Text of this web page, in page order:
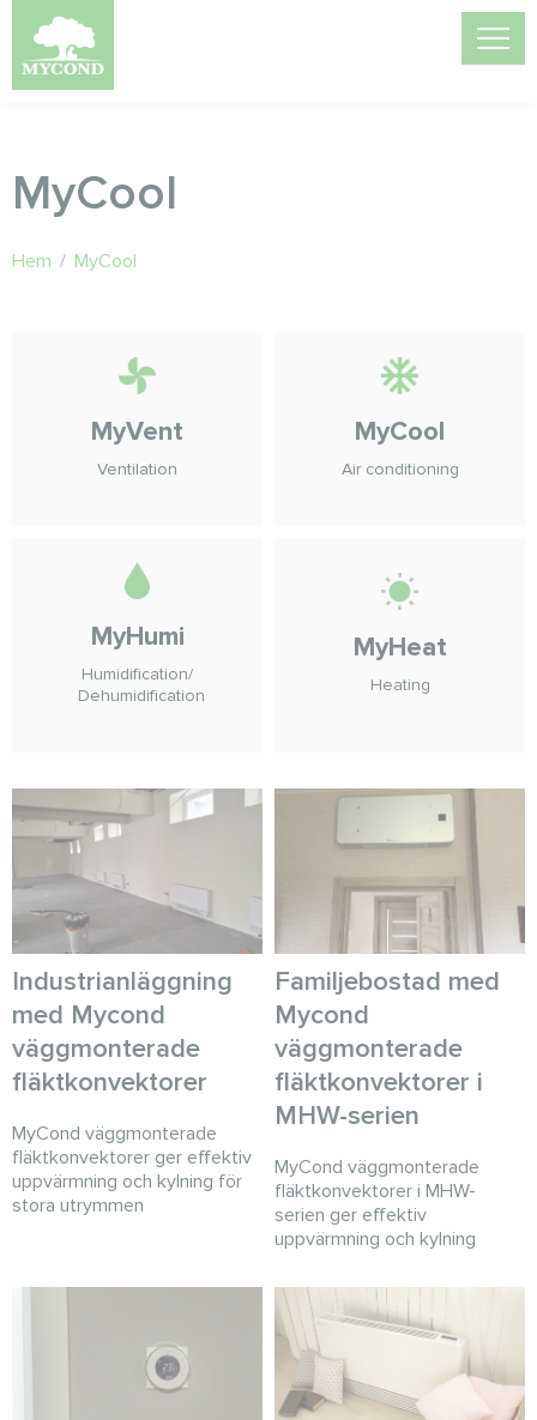
MyCool
Hem / MyCool
MyVent
Ventilation
MyCool
Air conditioning
MyHumi
Humidification/
Dehumidification
MyHeat
Heating
Industrianläggning
med Mycond
väggmonterade
fläktkonvektorer
MyCond väggmonterade
fläktkonvektorer ger effektiv
uppvärmning och kylning för
stora utrymmen
Familjebostad med
Mycond
väggmonterade
fläktkonvektorer i
MHW-serien
MyCond väggmonterade
fläktkonvektorer i MHW-
serien ger effektiv
uppvärmning och kylning